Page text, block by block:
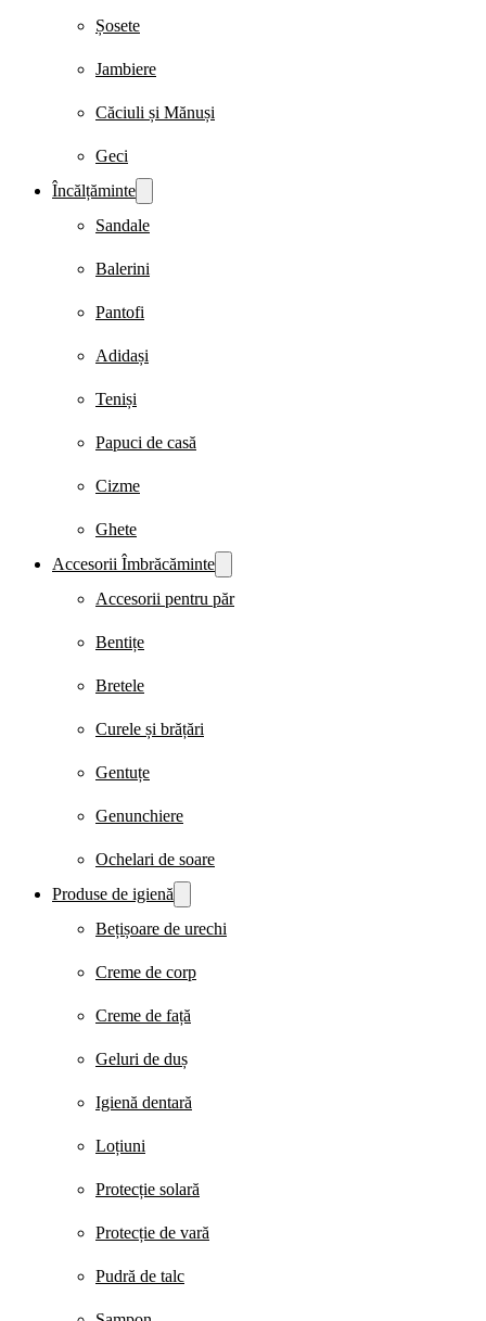
Șosete
Jambiere
Căciuli și Mănuși
Geci
Încălțăminte
Sandale
Balerini
Pantofi
Adidași
Teniși
Papuci de casă
Cizme
Ghete
Accesorii Îmbrăcăminte
Accesorii pentru păr
Bentițe
Bretele
Curele și brățări
Gentuțe
Genunchiere
Ochelari de soare
Produse de igienă
Bețișoare de urechi
Creme de corp
Creme de față
Geluri de duș
Igienă dentară
Loțiuni
Protecție solară
Protecție de vară
Pudră de talc